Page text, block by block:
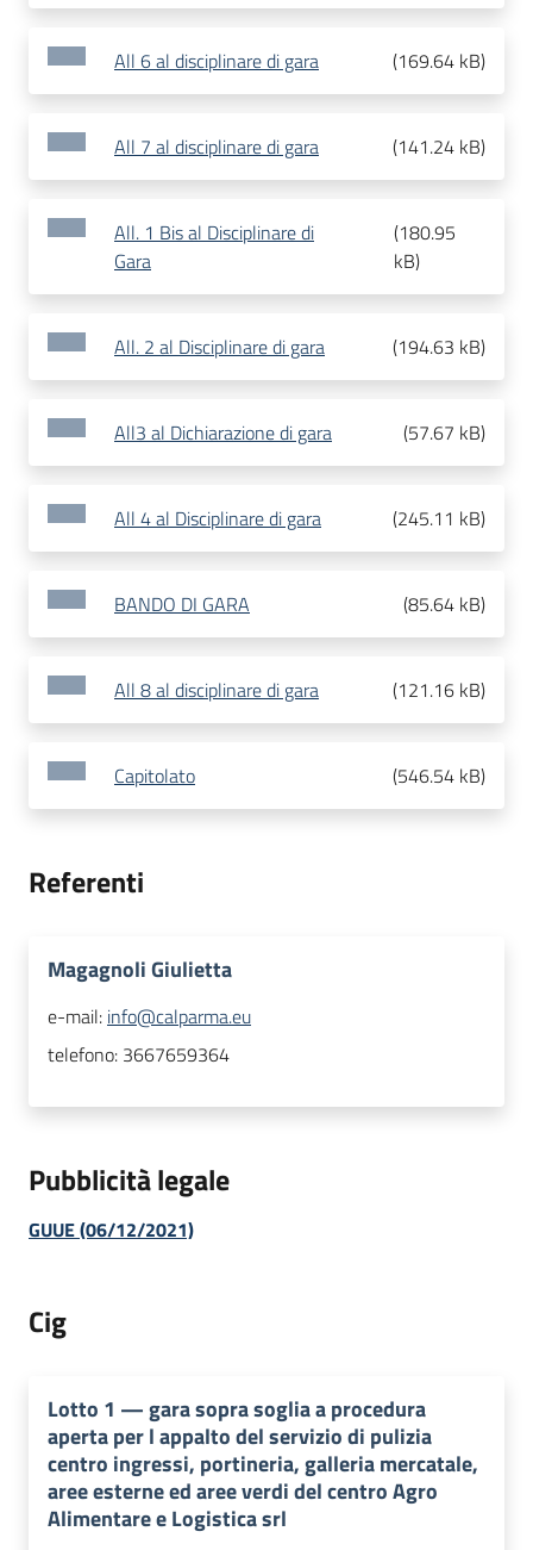
All 6 al disciplinare di gara (169.64 kB)
All 7 al disciplinare di gara (141.24 kB)
All. 1 Bis al Disciplinare di
Gara
(180.95
kB)
All. 2 al Disciplinare di gara (194.63 kB)
All3 al Dichiarazione di gara (57.67 kB)
All 4 al Disciplinare di gara (245.11 kB)
BANDO DI GARA (85.64 kB)
All 8 al disciplinare di gara (121.16 kB)
Capitolato (546.54 kB)
Referenti
Magagnoli Giulietta
e-mail: info@calparma.eu
telefono: 3667659364
Pubblicità legale
GUUE (06/12/2021)
Cig
Lotto 1 —gara sopra soglia a procedura
aperta per l appalto del servizio di pulizia
centro ingressi, portineria, galleria mercatale,
aree esterne ed aree verdi del centro Agro
Alimentare e Logistica srl